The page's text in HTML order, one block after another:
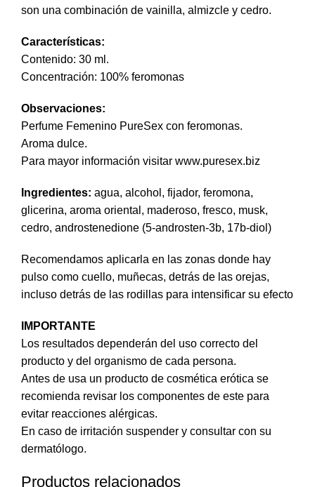
son una combinación de vainilla, almizcle y cedro.
Características:
Contenido: 30 ml.
Concentración: 100% feromonas
Observaciones:
Perfume Femenino PureSex con feromonas.
Aroma dulce.
Para mayor información visitar www.puresex.biz
Ingredientes: agua, alcohol, fijador, feromona,
glicerina, aroma oriental, maderoso, fresco, musk,
cedro, androstenedione (5-androsten-3b, 17b-diol)
Recomendamos aplicarla en las zonas donde hay
pulso como cuello, muñecas, detrás de las orejas,
incluso detrás de las rodillas para intensificar su efecto
IMPORTANTE
Los resultados dependerán del uso correcto del
producto y del organismo de cada persona.
Antes de usa un producto de cosmética erótica se
recomienda revisar los componentes de este para
evitar reacciones alérgicas.
En caso de irritación suspender y consultar con su
dermatólogo.
Productos relacionados